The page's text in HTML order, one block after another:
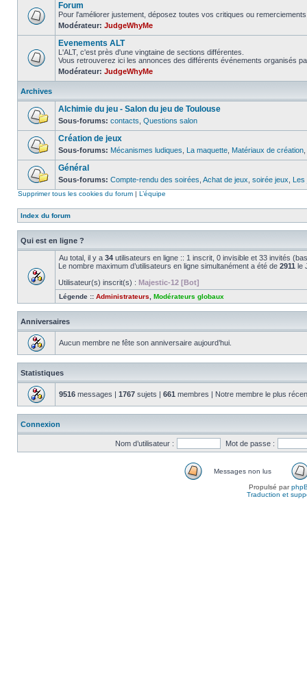
Forum
Pour l'améliorer justement, déposez toutes vos critiques ou
Modérateur: JudgeWhyMe
Evenements ALT
L'ALT, c'est près d'une vingtaine de sections différentes.
Vous retrouverez ici les annonces des différents événements organisés
Modérateur: JudgeWhyMe
Archives
Alchimie du jeu - Salon du jeu de Toulouse
Sous-forums: contacts Questions salon
Création de jeux
Sous-forums: Mécanismes ludiques La maquette Matériaux de création
Général
Sous-forums: Compte-rendu des soirées Achat de jeux soirée jeux Les
Supprimer tous les cookies du forum | L’équipe
Index du forum
Qui est en ligne ?
Au total, il y a 34 utilisateurs en ligne :: 1 inscrit, 0 invisible et 33 invités
Le nombre maximum d’utilisateurs en ligne simultanément a été de 2911 le
Utilisateur(s) inscrit(s) : Majestic-12 [Bot]
Légende :: Administrateurs Modérateurs globaux
Anniversaires
Aucun membre ne fête son anniversaire aujourd’hui.
Statistiques
9516 messages | 1767 sujets | 661 membres | Notre membre le plus
Connexion
Nom d’utilisateur : Mot de passe :
Messages non lus
Propulsé par
Traduction et